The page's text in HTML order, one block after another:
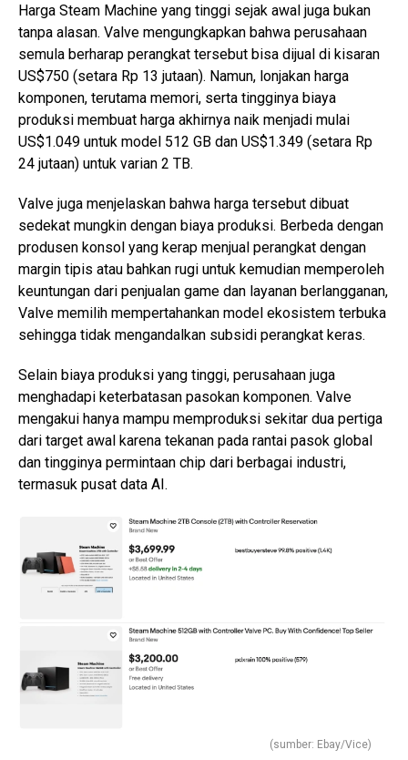
Harga Steam Machine yang tinggi sejak awal juga bukan
tanpa alasan. Valve mengungkapkan bahwa perusahaan
semula berharap perangkat tersebut bisa dijual di kisaran
US$750 (setara Rp 13 jutaan). Namun, lonjakan harga
komponen, terutama memori, serta tingginya biaya
produksi membuat harga akhirnya naik menjadi mulai
US$1.049 untuk model 512 GB dan US$1.349 (setara Rp
24 jutaan) untuk varian 2 TB.
Valve juga menjelaskan bahwa harga tersebut dibuat
sedekat mungkin dengan biaya produksi. Berbeda dengan
produsen konsol yang kerap menjual perangkat dengan
margin tipis atau bahkan rugi untuk kemudian memperoleh
keuntungan dari penjualan game dan layanan berlangganan,
Valve memilih mempertahankan model ekosistem terbuka
sehingga tidak mengandalkan subsidi perangkat keras.
Selain biaya produksi yang tinggi, perusahaan juga
menghadapi keterbatasan pasokan komponen. Valve
mengakui hanya mampu memproduksi sekitar dua pertiga
dari target awal karena tekanan pada rantai pasok global
dan tingginya permintaan chip dari berbagai industri,
termasuk pusat data AI.
(sumber: Ebay/Vice)